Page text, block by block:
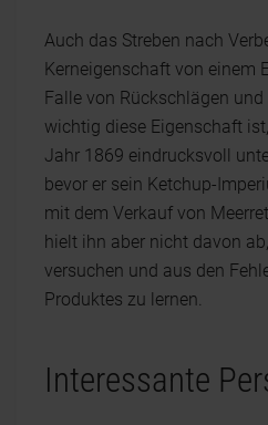
Auch das Streben nach
Kerneigenschaft von einem
Falle von Rückschlägen
wichtig diese Eigenschaft
Jahr 1869 eindrucksvoll
bevor er sein Ketchup-
mit dem Verkauf von
hielt ihn aber nicht davon
versuchen und aus den
Produktes zu lernen.
Interessante